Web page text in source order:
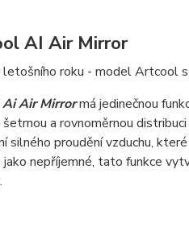
AI Air Mirror
letošního roku - model Artcool
Air Mirrormá jedinečnou
šetrnou a rovnoměrnou
silného proudění vzduchu,
jako nepříjemné, tato funkce